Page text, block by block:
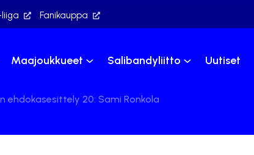
liiga Fanikauppa
Maajoukkueet Salibandyliitto Uutiset
ehdokasesittely 20: Sami Ronkola